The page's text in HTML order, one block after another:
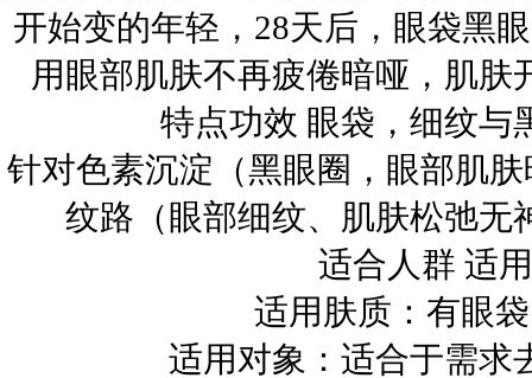
开始变的年轻，28天后，眼袋黑
用眼部肌肤不再疲倦暗哑，肌
特点功效 眼袋，细纹与
针对色素沉淀（黑眼圈，眼部肌
纹路（眼部细纹、肌肤松弛无
适合人群 适
适用肤质：有眼
适用对象：适合于需求